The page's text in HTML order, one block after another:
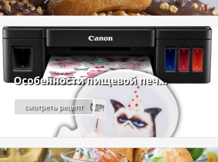
Особенности пищевой печ...
смотреть рецепт